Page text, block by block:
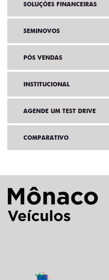
SOLUÇÕES FINANCEIRAS
SEMINOVOS
PÓS VENDAS
INSTITUCIONAL
AGENDE UM TEST DRIVE
COMPARATIVO